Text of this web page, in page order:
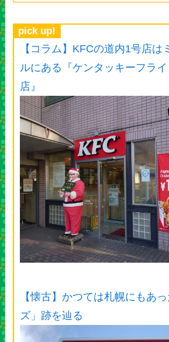
pick up!
【コラム】KFCの道内1号店は
ルにある『ケンタッキーフラ
店』
【懐古】かつては札幌にもあ
ズ」跡を辿る